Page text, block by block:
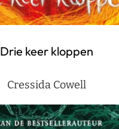
Drie keer kloppen
Cressida Cowell